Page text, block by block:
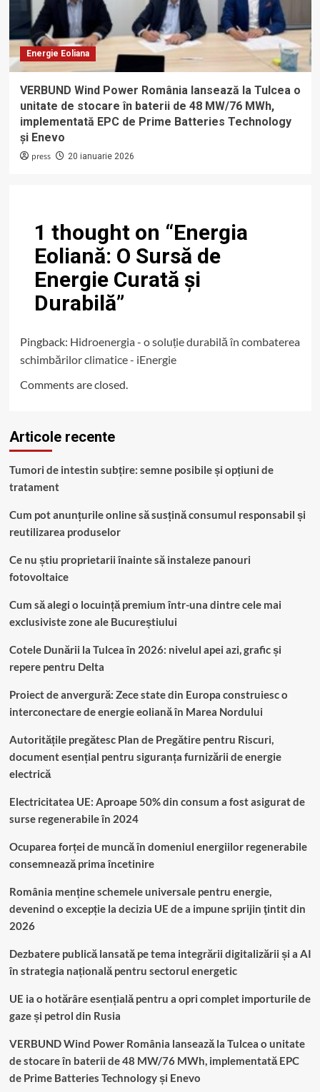
Energie Eoliana
VERBUND Wind Power România lansează la Tulcea o
unitate de stocare în baterii de 48 MW/76 MWh,
implementată EPC de Prime Batteries Technology
și Enevo
press 20 ianuarie 2026
1 thought on “Energia
Eoliană: O Sursă de
Energie Curată și
Durabilă”
Pingback: Hidroenergia - o soluție durabilă în combaterea
schimbărilor climatice - iEnergie
Comments are closed.
Articole recente
Tumori de intestin subțire: semne posibile și opțiuni de
tratament
Cum pot anunțurile online să susțină consumul responsabil și
reutilizarea produselor
Ce nu știu proprietarii înainte să instaleze panouri
fotovoltaice
Cum să alegi o locuință premium într-una dintre cele mai
exclusiviste zone ale Bucureștiului
Cotele Dunării la Tulcea în 2026: nivelul apei azi, grafic și
repere pentru Delta
Proiect de anvergură: Zece state din Europa construiesc o
interconectare de energie eoliană în Marea Nordului
Autoritățile pregătesc Plan de Pregătire pentru Riscuri,
document esențial pentru siguranța furnizării de energie
electrică
Electricitatea UE: Aproape 50% din consum a fost asigurat de
surse regenerabile în 2024
Ocuparea forței de muncă în domeniul energiilor regenerabile
consemnează prima încetinire
România menține schemele universale pentru energie,
devenind o excepție la decizia UE de a impune sprijin ţintit din
2026
Dezbatere publică lansată pe tema integrării digitalizării și a AI
în strategia națională pentru sectorul energetic
UE ia o hotărâre esențială pentru a opri complet importurile de
gaze și petrol din Rusia
VERBUND Wind Power România lansează la Tulcea o unitate
de stocare în baterii de 48 MW/76 MWh, implementată EPC
de Prime Batteries Technology și Enevo